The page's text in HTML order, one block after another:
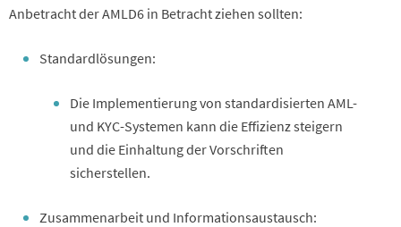
Anbetracht der AMLD6 in Betracht ziehen sollten:
Standardlösungen:
Die Implementierung von standardisierten AML-
und KYC-Systemen kann die Effizienz steigern
und die Einhaltung der Vorschriften
sicherstellen.
Zusammenarbeit und Informationsaustausch: